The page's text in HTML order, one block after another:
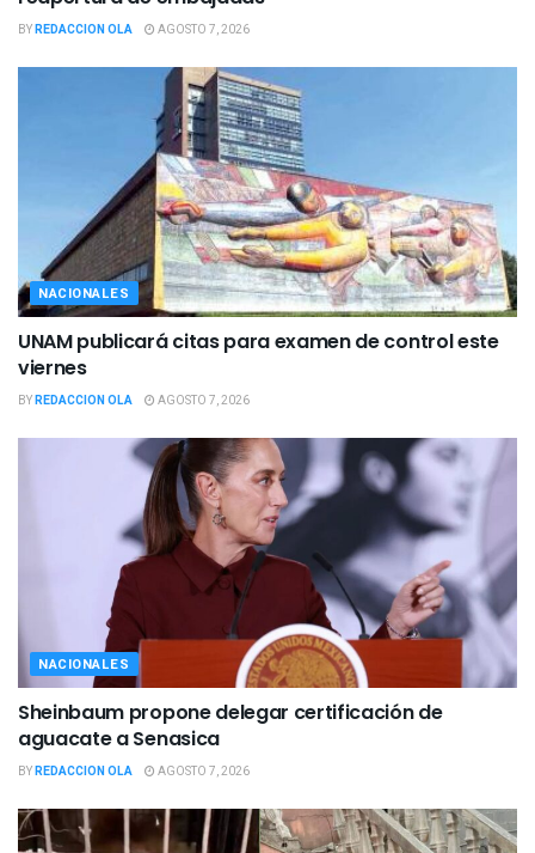
BYREDACCION OLA AGOSTO 7, 2026
NACIONALES
UNAM publicará citas para examen de control este
viernes
BYREDACCION OLA AGOSTO 7, 2026
NACIONALES
Sheinbaum propone delegar certificación de
aguacate a Senasica
BYREDACCION OLA AGOSTO 7, 2026